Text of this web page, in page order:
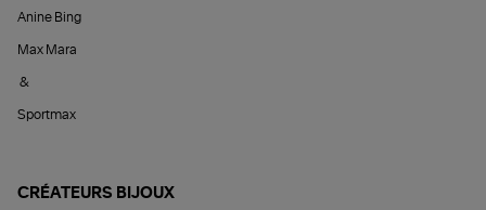
Anine Bing
Max Mara
&
Sportmax
CRÉATEURS BIJOUX